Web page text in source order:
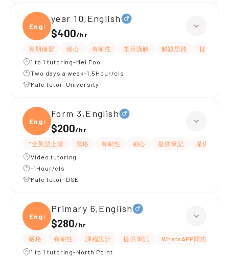
Engli
year 10,English
$400/hr
長期補習 細心 有耐性 題目講解 解題思路
提供練習
1 to 1 tutoring-Mei Foo
Two days a week-1.5Hour/cls
Male tutor-University
Engli
Form 3,English
$200/hr
*全英語上堂 嚴格 有耐性 細心 提供筆記
提供練習
Video tutoring
-1Hour/cls
Male tutor-DSE
Engli
Primary 6,English
$280/hr
嚴格 有耐性 課程設計 提供筆記 WhatsAPP問功課
1 to 1 tutoring-North Point